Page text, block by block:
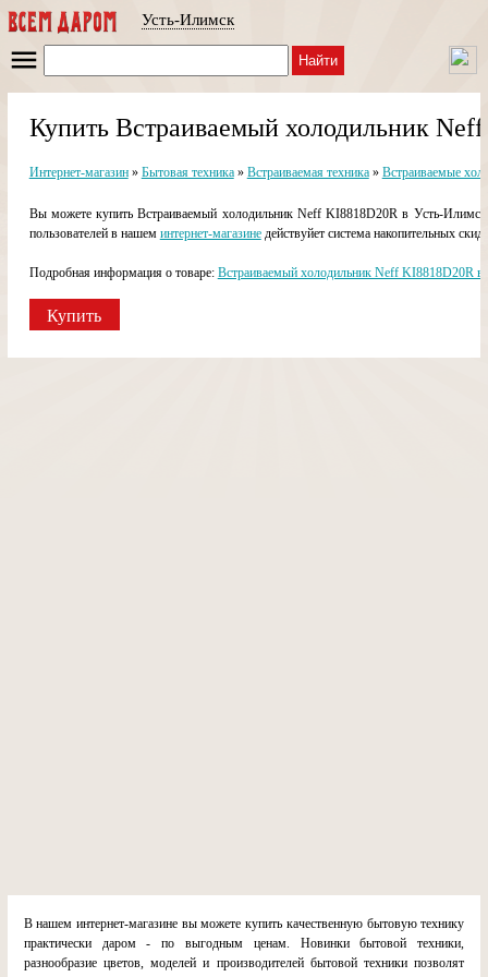
Усть-Илимск
Найти
Купить Встраиваемый холодильник
Интернет-магазин» Бытовая техника» Встраиваемая техника» Встраиваемые
Вы можете купить Встраиваемый холодильник Neff KI8818D20R в Усть-
пользователей в нашем интернет-магазинедействуйет система накопительных
Подробная информация о товаре: Встраиваемый холодильник Neff KI8818D20R в
Купить
В нашем интернет-магазине вы можете купить качественную бытовую технику
практически даром - по выгодным ценам. Новинки бытовой техники,
разнообразие цветов, моделей и производителей бытовой техники позволят